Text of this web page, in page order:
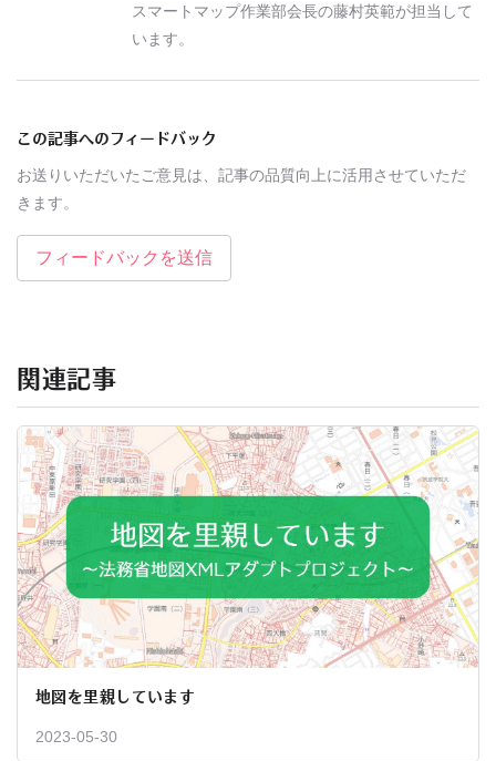
スマートマップ作業部会長の藤村英範が担当して
います。
この記事へのフィードバック
お送りいただいたご意見は、記事の品質向上に活用させていただ
きます。
フィードバックを送信
関連記事
地図を里親しています
2023-05-30